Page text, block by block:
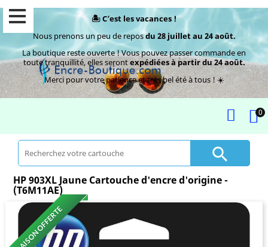
🏝️ C’est les vacances !
Nous prenons un peu de reposdu 28 juillet au 24 août.
La boutique reste ouverte ! Vous pouvez passer commande en
toute tranquillité, elles serontexpédiées à partir du 24 août.
Merci pour votre patience et très bel été à tous ! ☀️
0

HP 903XL Jaune Cartouche d'encre d'origine -
(T6M11AE)
LIVRAISON OFFERTE